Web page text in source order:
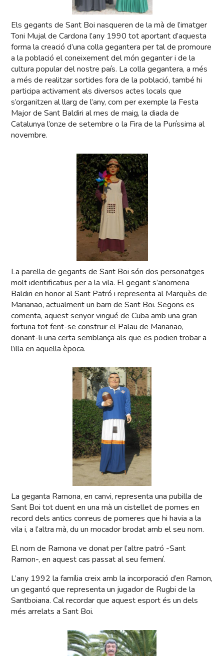
Els gegants de Sant Boi nasqueren de la mà de l’imatger
Toni Mujal de Cardona l’any 1990 tot aportant d’aquesta
forma la creació d’una colla gegantera per tal de promoure
a la població el coneixement del món geganter i de la
cultura popular del nostre país. La colla gegantera, a més
a més de realitzar sortides fora de la població, també hi
participa activament als diversos actes locals que
s’organitzen al llarg de l’any, com per exemple la Festa
Major de Sant Baldiri al mes de maig, la diada de
Catalunya l’onze de setembre o la Fira de la Puríssima al
novembre.
La parella de gegants de Sant Boi són dos personatges
molt identificatius per a la vila. El gegant s’anomena
Baldiri en honor al Sant Patró i representa al Marquès de
Marianao, actualment un barri de Sant Boi. Segons es
comenta, aquest senyor vingué de Cuba amb una gran
fortuna tot fent-se construir el Palau de Marianao,
donant-li una certa semblança als que es podien trobar a
l’illa en aquella època.
La geganta Ramona, en canvi, representa una pubilla de
Sant Boi tot duent en una mà un cistellet de pomes en
record dels antics conreus de pomeres que hi havia a la
vila i, a l’altra mà, du un mocador brodat amb el seu nom.
El nom de Ramona ve donat per l’altre patró -Sant
Ramon-, en aquest cas passat al seu femení.
L’any 1992 la família creix amb la incorporació d’en Ramon,
un gegantó que representa un jugador de Rugbi de la
Santboiana. Cal recordar que aquest esport és un dels
més arrelats a Sant Boi.